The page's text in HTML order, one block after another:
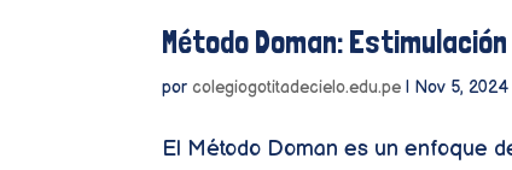
Método Doman:
por colegiogotitadecielo.edu.pe | Nov 5, 2024
El Método Doman es un enfoque